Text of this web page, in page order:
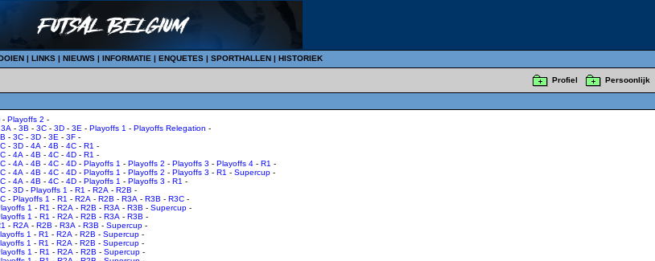
| LINKS | NIEUWS | INFORMATIE | ENQUETES | SPORTHALLEN | HISTORIEK
Profiel Persoonlijk
- Playoffs 2 -
3A - 3B - 3C - 3D - 3E - Playoffs 1 - Playoffs Relegation -
- 3C - 3D - 3E - 3F -
- 3D - 4A - 4B - 4C - R1 -
- 4A - 4B - 4C - 4D - R1 -
- 4A - 4B - 4C - 4D - Playoffs 1 - Playoffs 2 - Playoffs 3 - Playoffs 4 - R1 -
- 4A - 4B - 4C - 4D - Playoffs 1 - Playoffs 2 - Playoffs 3 - R1 - Supercup -
- 4A - 4B - 4C - 4D - Playoffs 1 - Playoffs 3 - R1 -
- 3D - Playoffs 1 - R1 - R2A - R2B -
- Playoffs 1 - R1 - R2A - R2B - R3A - R3B - R3C -
1 - R1 - R2A - R2B - R3A - R3B - Supercup -
1 - R1 - R2A - R2B - R3A - R3B -
- R2A - R2B - R3A - R3B - Supercup -
1 - R1 - R2A - R2B - Supercup -
1 - R1 - R2A - R2B - Supercup -
1 - R1 - R2A - R2B - Supercup -